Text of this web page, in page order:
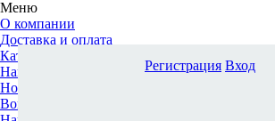
Меню
О компании
Доставка и оплата
Каталог
Наши офисы
Новости и новинки
Вопрос-ответ
Регистрация Вход